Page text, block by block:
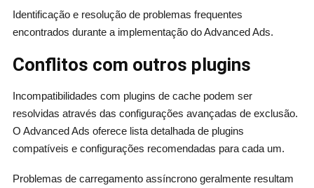
Identificação e resolução de problemas frequentes
encontrados durante a implementação do Advanced Ads.
Conflitos com outros plugins
Incompatibilidades com plugins de cache podem ser
resolvidas através das configurações avançadas de exclusão.
O Advanced Ads oferece lista detalhada de plugins
compatíveis e configurações recomendadas para cada um.
Problemas de carregamento assíncrono geralmente resultam